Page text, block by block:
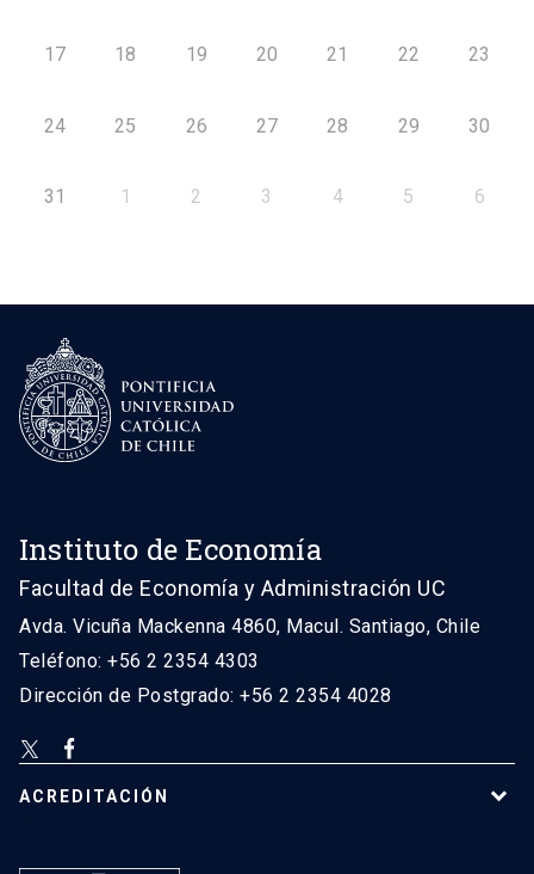
17 18 19 20 21 22 23
24 25 26 27 28 29 30
31 1 2 3 4 5 6
Instituto de Economía
Facultad de Economía y Administración UC
Avda. Vicuña Mackenna 4860, Macul. Santiago, Chile
Teléfono: +56 2 2354 4303
Dirección de Postgrado: +56 2 2354 4028
ACREDITACIÓN